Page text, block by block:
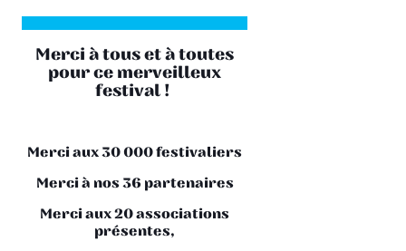
Merci à tous et à toutes
pour ce merveilleux
festival !
Merci aux 30 000 festivaliers
Merci à nos 36 partenaires
Merci aux 20 associations
présentes,